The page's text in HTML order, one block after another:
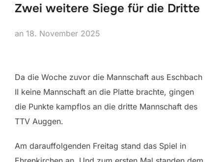
Zwei weitere Siege für die Dritte
an Veröffentlicht
18. November 2025
Da die Woche zuvor die Mannschaft aus Eschbach
II keine Mannschaft an die Platte brachte, gingen
die Punkte kampflos an die dritte Mannschaft des
TTV Auggen.
Am darauffolgenden Freitag stand das Spiel in